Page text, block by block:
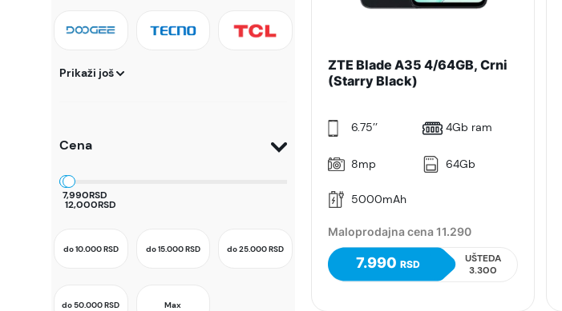
Prikaži još
Cena
7,990RSD
12,000RSD
do 10.000RSD do 15.000RSD do 25.000RSD
do 50.000RSD Max
ZTE Blade A35 4/64GB, Crni
(Starry Black)
6.75’’ 4Gb ram
8mp 64Gb
5000mAh
Maloprodajna cena 11.290
7.990 RSD
UŠTEDA
3.300